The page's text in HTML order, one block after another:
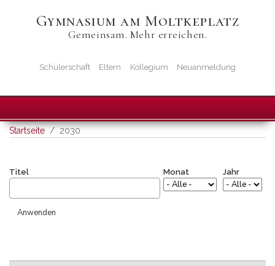
zum
Inhalt
Gymnasium am Moltkeplatz
Gemeinsam. Mehr erreichen.
Startseiten-
Icons
Schülerschaft Eltern Kollegium Neuanmeldung
Startseite 2030
Titel Monat Jahr